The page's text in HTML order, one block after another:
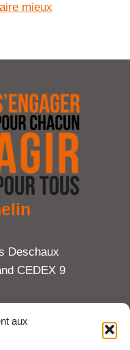
aux
mieux
Deschaux
CEDEX 9